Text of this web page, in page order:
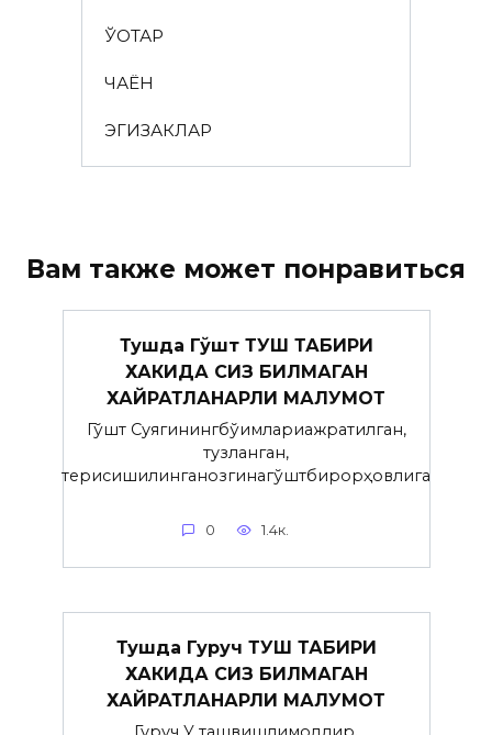
ЎҚОТАР
ЧАЁН
ЭГИЗАКЛАР
Вам также может понравиться
Тушда Гўшт ТУШ ТАБИРИ
ХАКИДА СИЗ БИЛМАГАН
ХАЙРАТЛАНАРЛИ МАЛУМОТ
Гўшт Суягинингбўғимлариажратилган,
тузланган,
терисишилинганозгинагўштбирорҳовлига
0 1.4к.
Тушда Гуруч ТУШ ТАБИРИ
ХАКИДА СИЗ БИЛМАГАН
ХАЙРАТЛАНАРЛИ МАЛУМОТ